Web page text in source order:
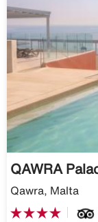
QAWRA
Qawra, Malta